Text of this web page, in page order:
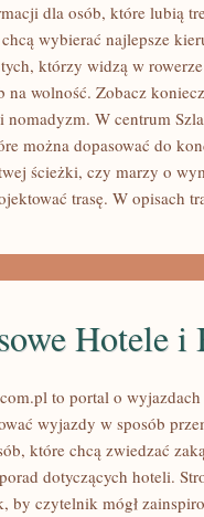
dla osób, które lubią
wybierać najlepsze
którzy widzą w
na wolność. Zobacz
nomadyzm. W centrum
można dopasować do
ścieżki, czy marzy o
trasę. W opisach
Hotele i
to portal o
wyjazdy w sposób
które chcą zwiedzać
dotyczących hoteli.
by czytelnik mógł